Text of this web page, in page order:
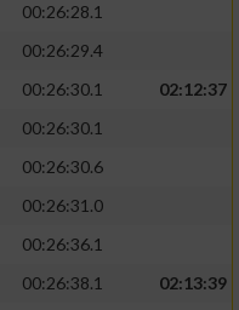
00:26:28.1
00:26:29.4
00:26:30.1
02:12:37
00:26:30.1
00:26:30.6
00:26:31.0
00:26:36.1
00:26:38.1
02:13:39